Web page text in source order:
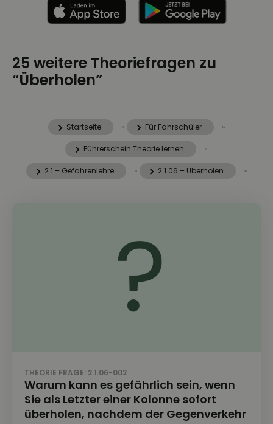
25 weitere Theoriefragen zu
“Überholen”
Startseite » Für Fahrschüler »
Führerschein Theorie lernen »
2.1 – Gefahrenlehre » 2.1.06 – Überholen »
THEORIE FRAGE: 2.1.06-002
Warum kann es gefährlich sein, wenn
Sie als Letzter einer Kolonne sofort
überholen, nachdem der Gegenverkehr